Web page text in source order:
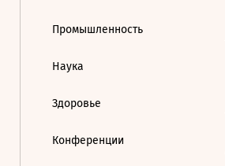
Промышленность
Наука
Здоровье
Конференции